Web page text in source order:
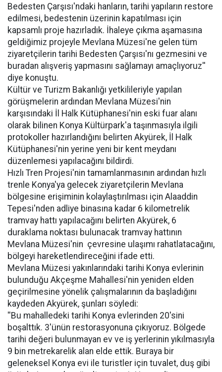
Bedesten Çarşısı'ndaki hanların, tarihi yapıların restore
edilmesi, bedestenin üzerinin kapatılması için
kapsamlı proje hazırladık. İhaleye çıkma aşamasına
geldiğimiz projeyle Mevlana Müzesi'ne gelen tüm
ziyaretçilerin tarihi Bedesten Çarşısı'nı gezmesini ve
buradan alışveriş yapmasını sağlamayı amaçlıyoruz''
diye konuştu.
Kültür ve Turizm Bakanlığı yetkilileriyle yapılan
görüşmelerin ardından Mevlana Müzesi'nin
karşısındaki İl Halk Kütüphanesi'nin eski fuar alanı
olarak bilinen Konya Kültürpark'a taşınmasıyla ilgili
protokoller hazırlandığını belirten Akyürek, İl Halk
Kütüphanesi'nin yerine yeni bir kent meydanı
düzenlemesi yapılacağını bildirdi.
Hızlı Tren Projesi'nin tamamlanmasının ardından hızlı
trenle Konya'ya gelecek ziyaretçilerin Mevlana
bölgesine erişiminin kolaylaştırılması için Alaaddin
Tepesi'nden adliye binasına kadar 6 kilometrelik
tramvay hattı yapılacağını belirten Akyürek, 6
duraklama noktası bulunacak tramvay hattının
Mevlana Müzesi'nin çevresine ulaşımı rahatlatacağını,
bölgeyi hareketlendireceğini ifade etti.
Mevlana Müzesi yakınlarındaki tarihi Konya evlerinin
bulunduğu Akçeşme Mahallesi'nin yeniden elden
geçirilmesine yönelik çalışmalarının da başladığını
kaydeden Akyürek, şunları söyledi:
''Bu mahalledeki tarihi Konya evlerinden 20'sini
boşalttık. 3'ünün restorasyonuna çıkıyoruz. Bölgede
tarihi değeri bulunmayan ev ve iş yerlerinin yıkılmasıyla
9 bin metrekarelik alan elde ettik. Buraya bir
geleneksel Konya evi ile turistler için tuvalet, duş gibi